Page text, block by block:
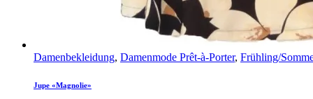
Damenbekleidung, Damenmode Prêt-à-Porter, Frühling/
Jupe «Magnolie»